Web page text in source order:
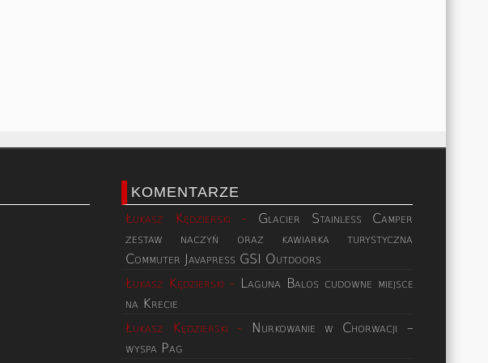
KOMENTARZE
Łukasz Kędzierski - Glacier Stainless Camper
zestaw naczyń oraz kawiarka turystyczna
Commuter Javapress GSI Outdoors
Łukasz Kędzierski - Laguna Balos cudowne miejsce
na Krecie
Łukasz Kędzierski -
Nurkowanie w Chorwacji –
wyspa Pag